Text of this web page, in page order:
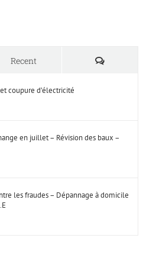
Recent Comments
coupure d’électricité
en juillet – Révision des baux –
les fraudes – Dépannage à domicile